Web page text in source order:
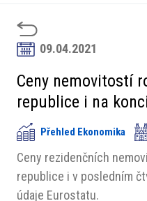
Rozvoj Trhu
Členové
Partneři
​​Projekty
Členská sekce
09.04.2021
Ceny nemovitostí
republice i na
Přehled Ekonomika
Ceny rezidenčních
republice i v posledním
údaje Eurostatu.